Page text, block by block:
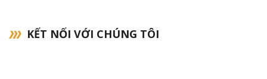
KẾT NỐI VỚI CHÚNG TÔI